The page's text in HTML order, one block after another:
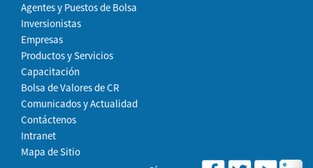
Agentes y Puestos de Bolsa
Inversionistas
Empresas
Productos y Servicios
Capacitación
Bolsa de Valores de CR
Comunicados y Actualidad
Contáctenos
Intranet
Mapa de Sitio